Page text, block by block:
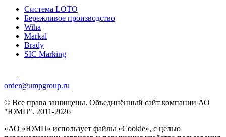
Система LOTO
Бережливое производство
Wiha
Markal
Brady
SIC Marking
order@umpgroup.ru
© Все права защищены. Объединённый сайт компании АО
"ЮМП". 2011-2026
«АО «ЮМП» использует файлы «Сookie», с целью